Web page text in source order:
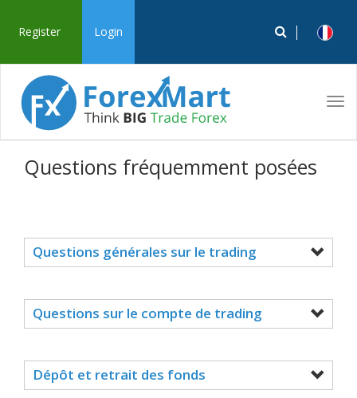
Register Login
Questions fréquemment posées
Questions générales sur le trading
Questions sur le compte de trading
Dépôt et retrait des fonds